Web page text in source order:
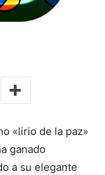
«lirio de la paz»
ganado
a su elegante